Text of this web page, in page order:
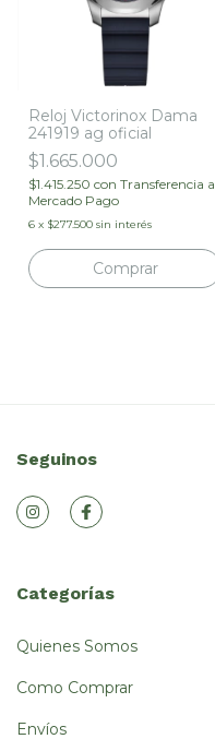
Reloj Victorinox Dama
241919 ag oficial
$1.665.000
$1.415.250 con Transferencia a
Mercado Pago
6 x $277.500 sin interés
Seguinos
Categorías
Quienes Somos
Como Comprar
Envíos